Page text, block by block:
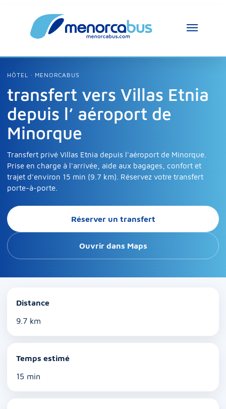
HÔTEL · MENORCABUS
transfert vers Villas Etnia
depuis l’ aéroport de
Minorque
Transfert privé Villas Etnia depuis l'aéroport de Minorque.
Prise en charge à l'arrivée, aide aux bagages, confort et
trajet d'environ 15 min (9.7 km). Réservez votre transfert
porte-à-porte.
Réserver un transfert
Ouvrir dans Maps
Distance
9.7 km
Temps estimé
15 min